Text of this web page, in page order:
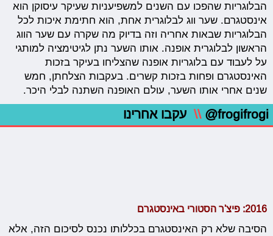
הבלוגריות שהפכו עם השנים למשפיעניות שעיקר עיסוקן הוא
אינסטגרם. שער ווג לבלוגרית אחת, הוא חתימת איכות לכל
הבלוגריות שבאות אחריה וזה בדיוק מה שקרה עם שער הווג
הראשון לבלוגרית אופנה. אותו השער נתן לגיטימציה למותגי
על לעבוד עם בלוגריות אופנה שהצליחו בעיקר בזכות
האינסטגרם ופחות בזכות קשרים. בעקבות הצלחתן, חמש
שנים אחרי אותו השער, עולם האופנה השתנה לבלי היכר.
@frogifrogi
\\ עקבו אחרינו
2016: פיצ'ר הסטורי באינסטגרם
הסיבה שלא רק האינסטגרם בכללותו נכנס לסיכום הזה, אלא